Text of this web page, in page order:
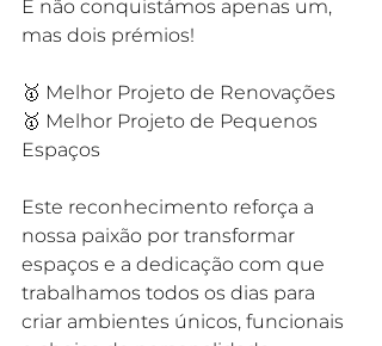
E não conquistámos apenas um,
mas dois prémios!
🥇 Melhor Projeto de Renovações
🥇 Melhor Projeto de Pequenos
Espaços
Este reconhecimento reforça a
nossa paixão por transformar
espaços e a dedicação com que
trabalhamos todos os dias para
criar ambientes únicos, funcionais